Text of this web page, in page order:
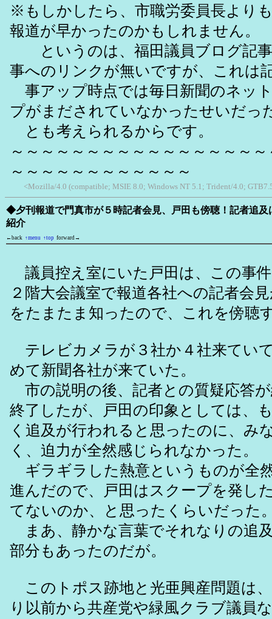
※もしかしたら、市職労委員長より
報道が早かったのかもしれません。
というのは、福田議員ブログ記
事へのリンクが無いですが、これは
事アップ時点では毎日新聞のネッ
プがまだされていなかったせいだっ
とも考えられるからです。
～～～～～～～～～～～～～～～～
～～～～～～～～～～～～
<Mozilla/4.0 (compatible; MSIE 8.0; Windows NT 5.1; Trident/4.0;
◆夕刊報道で門真市が５時記者会見、戸田も傍聴！記者追及
紹介
←back ↑menu ↑top forward→
議員控え室にいた戸田は、この事
２階大会議室で報道各社への記者会
をたまたま知ったので、これを傍聴
テレビカメラが３社か４社来てい
めて新聞各社が来ていた。
市の説明の後、記者との質疑応答
終了したが、戸田の印象としては、
く追及が行われると思ったのに、み
く、迫力が全然感じられなかった。
ギラギラした熱意というものが全
進んだので、戸田はスクープを発し
てないのか、と思ったくらいだった
まあ、静かな言葉でそれなりの追
部分もあったのだが。
このトポス跡地と光亜興産問題は
り以前から共産党や緑風クラブ議員